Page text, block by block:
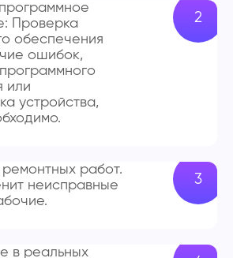
Проверка
обеспечения
ошибок,
или
устройства,
работ.
неисправные
в реальных